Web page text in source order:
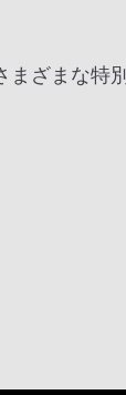
ざまな特